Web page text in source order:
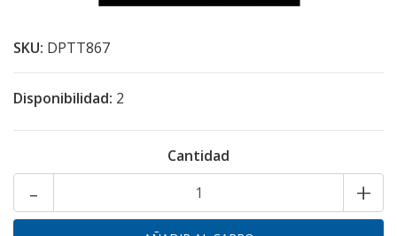
SKU: DPTT867
Disponibilidad: 2
Cantidad
+
-